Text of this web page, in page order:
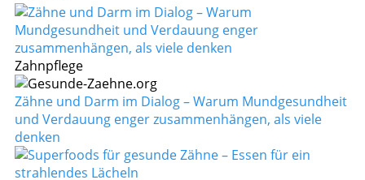
Zahnpflege
Zähne und Darm im Dialog – Warum Mundgesundheit
und Verdauung enger zusammenhängen, als viele
denken